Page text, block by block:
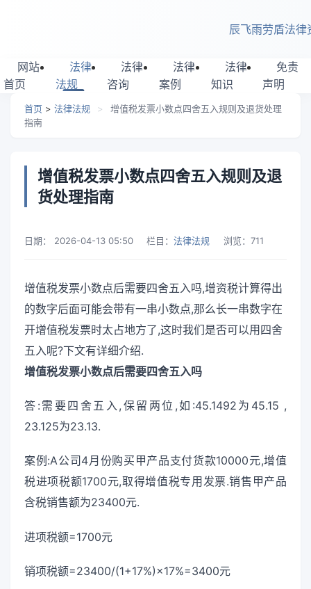
辰飞雨劳盾法律
网站
首页
法律
法规
法律
咨询
法律
案例
法律
知识
免责
声明
首页 > 法律法规 >
增值税发票小数点四舍五入规则及退货处理
指南
增值税发票小数点四舍五入规则及退
货处理指南
日期： 2026-04-13 05:50 栏目： 法律法规 浏览： 711
增值税发票小数点后需要四舍五入吗,增资税计算得出
的数字后面可能会带有一串小数点,那么长一串数字在
开增值税发票时太占地方了,这时我们是否可以用四舍
五入呢?下文有详细介绍.
增值税发票小数点后需要四舍五入吗
答:需要四舍五入,保留两位,如:45.1492为45.15 ,
23.125为23.13.
案例:A公司4月份购买甲产品支付货款10000元,增值
税进项税额1700元,取得增值税专用发票.销售甲产品
含税销售额为23400元.
进项税额=1700元
销项税额=23400/(1+17%)×17%=3400元